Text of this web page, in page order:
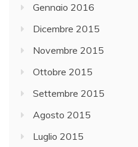
Gennaio 2016
Dicembre 2015
Novembre 2015
Ottobre 2015
Settembre 2015
Agosto 2015
Luglio 2015